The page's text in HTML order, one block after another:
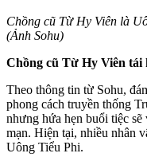
Chồng cũ Từ Hy Viên là
(Ảnh Sohu)
Chồng cũ Từ Hy Viên tái
Theo thông tin từ Sohu,
phong cách truyền thống
nhưng hứa hẹn buổi tiệc
mạn. Hiện tại, nhiều nhân
Uông Tiểu Phi.